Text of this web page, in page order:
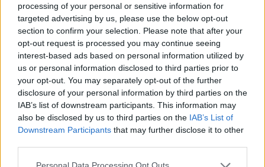
processing of your personal or sensitive information for
targeted advertising by us, please use the below opt-out
section to confirm your selection. Please note that after your
opt-out request is processed you may continue seeing
interest-based ads based on personal information utilized by
us or personal information disclosed to third parties prior to
your opt-out. You may separately opt-out of the further
disclosure of your personal information by third parties on the
IAB’s list of downstream participants. This information may
also be disclosed by us to third parties on the IAB’s List of
Downstream Participants that may further disclose it to other
Please note that this website/app uses one or more Google